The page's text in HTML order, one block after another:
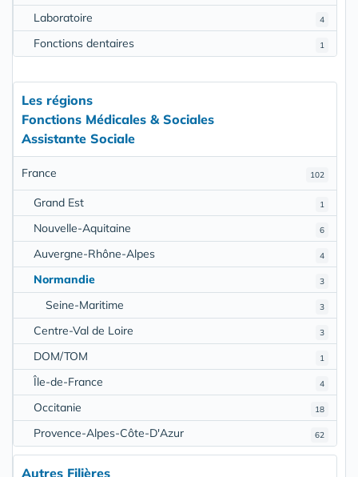
4
Laboratoire
1
Fonctions dentaires
Les régions
Fonctions Médicales & Sociales
Assistante Sociale
102
France
1
Grand Est
6
Nouvelle-Aquitaine
4
Auvergne-Rhône-Alpes
3
Normandie
3
Seine-Maritime
3
Centre-Val de Loire
1
DOM/TOM
4
Île-de-France
18
Occitanie
62
Provence-Alpes-Côte-D'Azur
Autres Filières